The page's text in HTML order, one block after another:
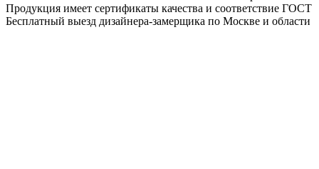
Продукция имеет сертификаты качества и соответствие ГОСТ
Бесплатный выезд дизайнера-замерщика по Москве и области